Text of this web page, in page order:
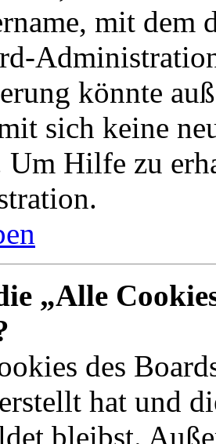
mit dem
könnte
sich keine
Um Hilfe zu
„Alle
des
hat und
bleibst.